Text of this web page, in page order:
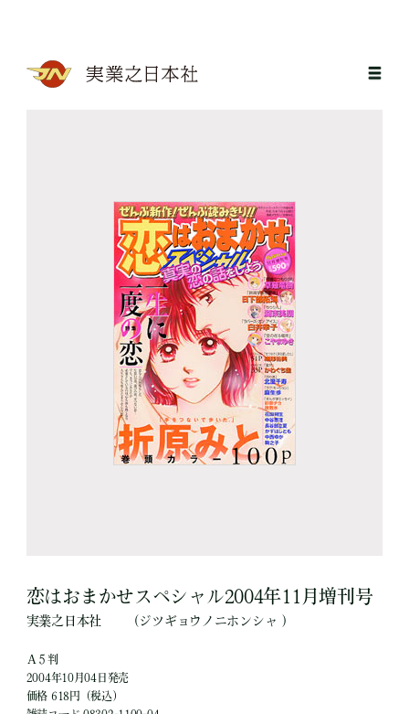
恋はおまかせスペシャル2004年11月増刊号
実業之日本社 （ジツギョウノニホンシャ ）
Ａ５判
2004年10月04日発売
価格 618円（税込）